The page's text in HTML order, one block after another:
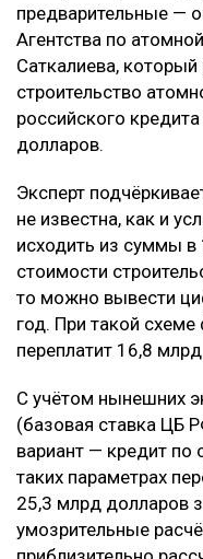
предварительные —
Агентства по
Саткалиева, который
строительство
российского
долларов.
Эксперт
не известна, как и
исходить из суммы
стоимости
то можно вывести
год. При такой схеме
переплатит 16,8
С учётом нынешних
(базовая ставка ЦБ
вариант — кредит по
таких параметрах
25,3 млрд долларов
умозрительные